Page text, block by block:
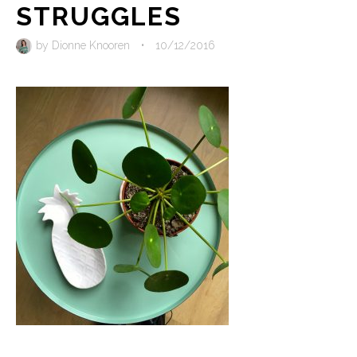
STRUGGLES
by Dionne Knooren • 10/12/2016